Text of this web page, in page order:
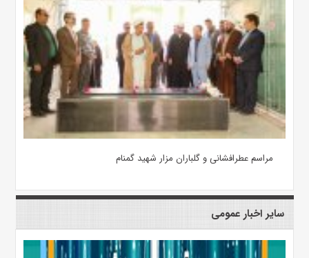
مراسم عطرافشانی و گلباران مزار شهید گمنام
سایر اخبار عمومی